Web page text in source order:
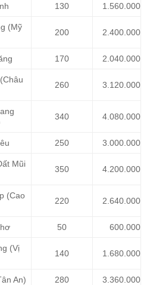
130 1.560.000
(Mỹ
200 2.400.000
170 2.040.000
260 3.120.000
340 4.080.000
250 3.000.000
Mũi
350 4.200.000
(Cao
220 2.640.000
50 600.000
(Vị
140 1.680.000
An) 280 3.360.000